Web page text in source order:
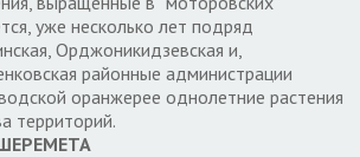
уже несколько лет подряд
Орджоникидзевская и,
районные администрации
оранжерее однолетние растения
территорий.